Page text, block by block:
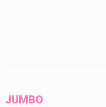
JUMBO